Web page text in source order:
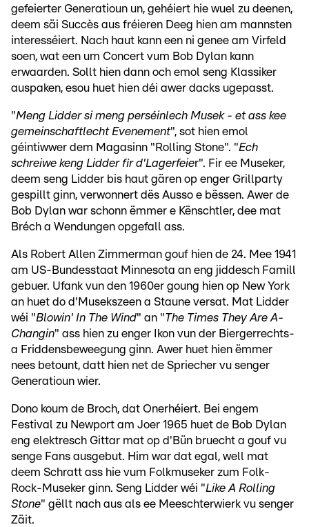
gefeierter Generatioun un, gehéiert hie wuel zu deenen,
deem säi Succès aus fréieren Deeg hien am mannsten
interesséiert. Nach haut kann een ni genee am Virfeld
soen, wat een um Concert vum Bob Dylan kann
erwaarden. Sollt hien dann och emol seng Klassiker
auspaken, esou huet hien déi awer dacks ugepasst.
"Meng Lidder si meng perséinlech Musek - et ass kee
gemeinschaftlecht Evenement", sot hien emol
géintiwwer dem Magasinn "Rolling Stone". "Ech
schreiwe keng Lidder fir d'Lagerfeier". Fir ee Museker,
deem seng Lidder bis haut gären op enger Grillparty
gespillt ginn, verwonnert dës Ausso e bëssen. Awer de
Bob Dylan war schonn ëmmer e Kënschtler, dee mat
Bréch a Wendungen opgefall ass.
Als Robert Allen Zimmerman gouf hien de 24. Mee 1941
am US-Bundesstaat Minnesota an eng jiddesch Famill
gebuer. Ufank vun den 1960er goung hien op New York
an huet do d'Musekszeen a Staune versat. Mat Lidder
wéi "Blowin' In The Wind" an "The Times They Are A-
Changin" ass hien zu enger Ikon vun der Biergerrechts-
a Friddensbeweegung ginn. Awer huet hien ëmmer
nees betount, datt hien net de Spriecher vu senger
Generatioun wier.
Dono koum de Broch, dat Onerhéiert. Bei engem
Festival zu Newport am Joer 1965 huet de Bob Dylan
eng elektresch Gittar mat op d'Bün bruecht a gouf vu
senge Fans ausgebut. Him war dat egal, well mat
deem Schratt ass hie vum Folkmuseker zum Folk-
Rock-Museker ginn. Seng Lidder wéi "Like A Rolling
Stone" gëllt nach aus als ee Meeschterwierk vu senger
Zäit.